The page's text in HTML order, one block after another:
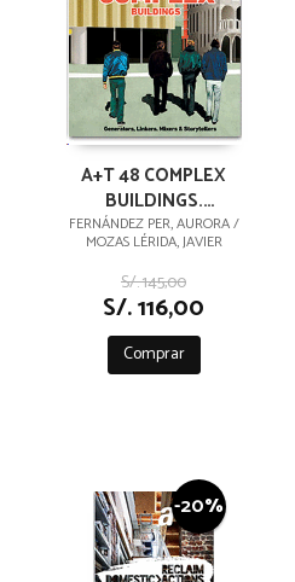
A+T 48 COMPLEX
BUILDINGS.
GENERATORS,
LINKERS, MIXERS &
STORYTELLERS
FERNÁNDEZ PER, AURORA /
MOZAS LÉRIDA, JAVIER
S/. 145,00
S/. 116,00
Comprar
-20%